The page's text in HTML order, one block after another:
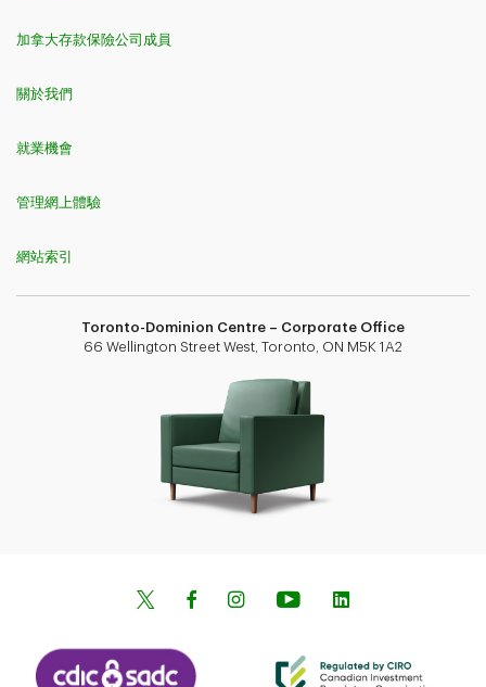
加拿大存款保險公司成員
關於我們
就業機會
管理網上體驗
網站索引
Toronto-Dominion Centre – Corporate Office
66 Wellington Street West, Toronto, ON M5K 1A2